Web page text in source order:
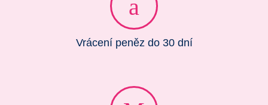
Vrácení peněz do 30 dní